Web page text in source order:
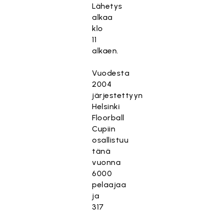
Lähetys
alkaa
klo
11
alkaen.
Vuodesta
2004
järjestettyyn
Helsinki
Floorball
Cupiin
osallistuu
tänä
vuonna
6000
pelaajaa
ja
317